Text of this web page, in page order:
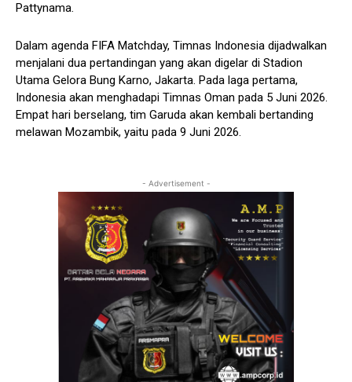
Pattynama.
Dalam agenda FIFA Matchday, Timnas Indonesia dijadwalkan
menjalani dua pertandingan yang akan digelar di Stadion
Utama Gelora Bung Karno, Jakarta. Pada laga pertama,
Indonesia akan menghadapi Timnas Oman pada 5 Juni 2026.
Empat hari berselang, tim Garuda akan kembali bertanding
melawan Mozambik, yaitu pada 9 Juni 2026.
- Advertisement -